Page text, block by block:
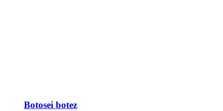
Botosei botez